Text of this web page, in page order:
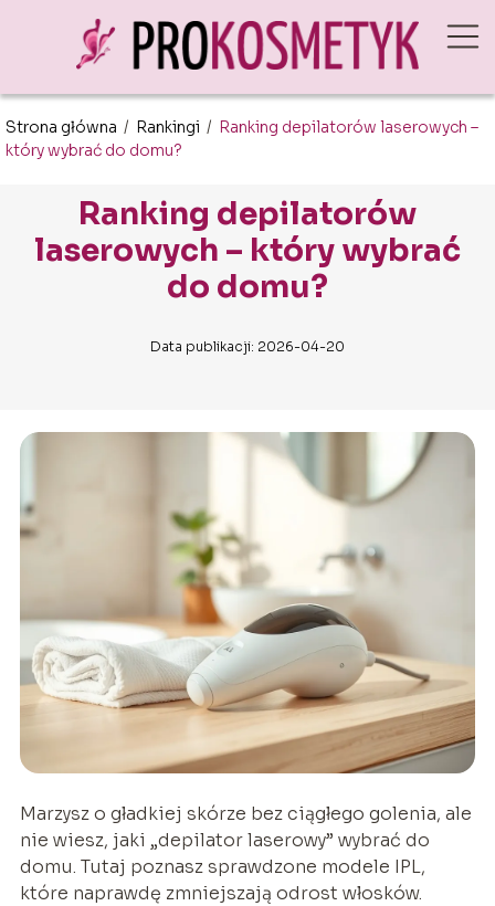
Strona główna / Rankingi / Ranking depilatorów laserowych –
który wybrać do domu?
Ranking depilatorów
laserowych – który wybrać
do domu?
Data publikacji: 2026-04-20
Marzysz o gładkiej skórze bez ciągłego golenia, ale
nie wiesz, jaki „depilator laserowy” wybrać do
domu. Tutaj poznasz sprawdzone modele IPL,
które naprawdę zmniejszają odrost włosków.